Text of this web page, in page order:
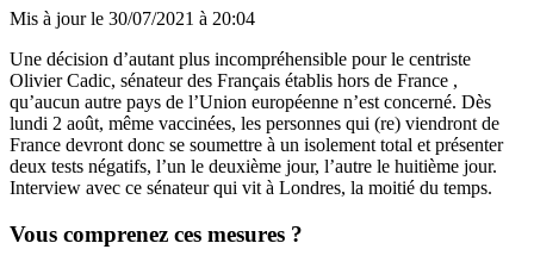
Mis à jour le 30/07/2021 à 20:04
Une décision d’autant plus incompréhensible pour le centriste
Olivier Cadic, sénateur des Français établis hors de France ,
qu’aucun autre pays de l’Union européenne n’est concerné. Dès
lundi 2 août, même vaccinées, les personnes qui (re) viendront de
France devront donc se soumettre à un isolement total et présenter
deux tests négatifs, l’un le deuxième jour, l’autre le huitième jour.
Interview avec ce sénateur qui vit à Londres, la moitié du temps.
Vous comprenez ces mesures ?